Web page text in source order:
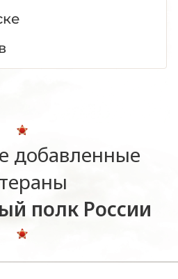
добавленные
полк России